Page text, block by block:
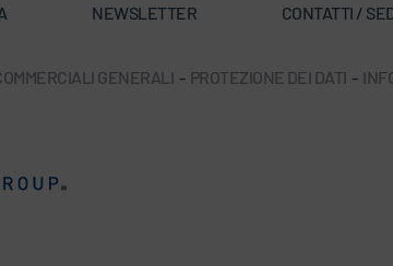
NEWSLETTER CONTATTI /
GENERALI - PROTEZIONE DEI DATI -